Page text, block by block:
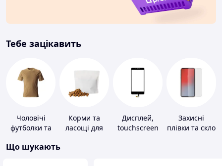
Тебе зацікавить
Чоловічі
футболки та
Корми та
ласощі для
Дисплей,
touchscreen
Захисні
плівки та скло
Що шукають